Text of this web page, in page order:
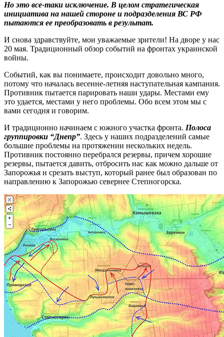
Но это все-таки исключение. В целом стратегическая
инициатива на нашей стороне и подразделения ВС РФ
пытаются ее преобразовать в результат.
И снова здравствуйте, мои уважаемые зрители! На дворе у нас
20 мая. Традиционный обзор событий на фронтах украинской
войны.
Событий, как вы понимаете, происходит довольно много,
потому что началась весенне-летняя наступательная кампания.
Противник пытается парировать наши удары. Местами ему
это удается, местами у него проблемы. Обо всем этом мы с
вами сегодня и говорим.
И традиционно начинаем с южного участка фронта. Полоса
группировки “Днепр”. Здесь у наших подразделений самые
большие проблемы на протяжении нескольких недель.
Противник постоянно перебрался резервы, причем хорошие
резервы, пытается давить, отбросить нас как можно дальше от
Запорожья и срезать выступ, который ранее был образован по
направлению к Запорожью севернее Степногорска.